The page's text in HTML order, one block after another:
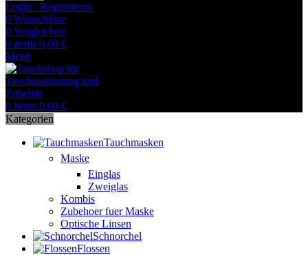
Login / Registrieren
0 Wunschliste
0 Vergleichen
0 items 0,00 €
Menü
0 items 0,00 €
Kategorien
Tauchmasken
Maske
Einglas
Zweiglas
Kombis
Zubehoer fuer Maske
Optische Linsen
Schnorchel
Flossen